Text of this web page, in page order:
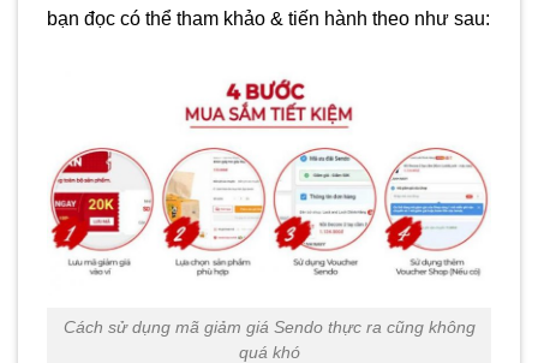
bạn đọc có thể tham khảo & tiến hành theo như sau:
Cách sử dụng mã giảm giá Sendo thực ra cũng không
quá khó